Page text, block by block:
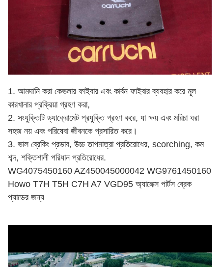
1. আমদানি করা কেভলার ফাইবার এবং কার্বন ফাইবার ব্যবহার করে মূল
কারখানার প্রক্রিয়া গ্রহণ করা,
2. সংযুক্তিটি ড্যাক্রোমেট প্রযুক্তি গ্রহণ করে, যা ক্ষয় এবং মরিচা ধরা
সহজ নয় এবং পরিষেবা জীবনকে প্রসারিত করে।
3. ভাল ব্রেকিং প্রভাব, উচ্চ তাপমাত্রা প্রতিরোধের, scorching, কম
শব্দ, শক্তিশালী পরিধান প্রতিরোধের.
WG4075450160 AZ450045000042 WG9761450160
Howo T7H T5H C7H A7 VGD95 অ্যালেক্স পার্টস ব্রেক
প্যাডের জন্য